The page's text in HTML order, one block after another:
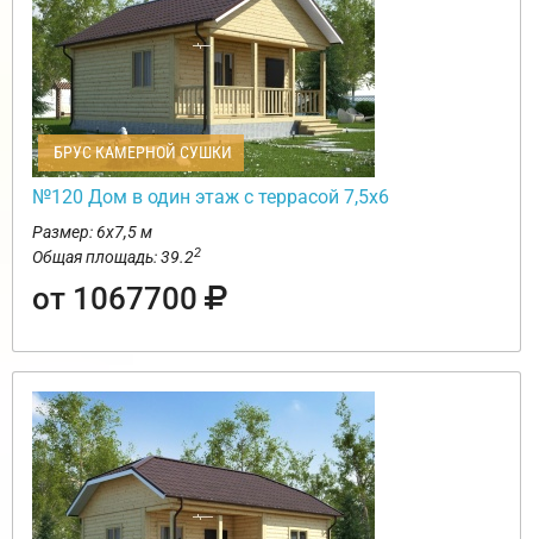
БРУС КАМЕРНОЙ СУШКИ
№120 Дом в один этаж с террасой 7,5х6
Размер: 6х7,5 м
Общая площадь: 39.22
от 1067700